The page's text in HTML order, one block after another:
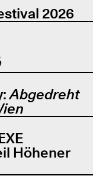
2026
Abgedreht
Höhener